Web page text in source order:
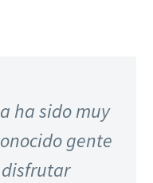
ha sido muy
gente